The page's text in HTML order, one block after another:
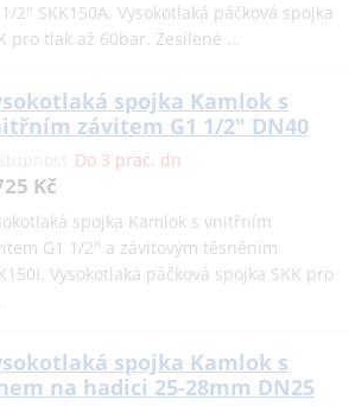
2" SKK150A. Vysokotlaká páčková spojka
pro tlak až 60bar. Zesílené …
spojka Kamlok s
závitem G1 1/2" DN40
Do 3 prac. dn
Kč
spojka Kamlok s vnitřním
G1 1/2" a závitovým těsněním
Vysokotlaká páčková spojka SKK pro
spojka Kamlok s
na hadici 25-28mm DN25